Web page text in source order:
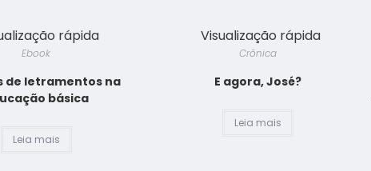
rápida
Ebook
de letramentos na
básica
Leia mais
Visualização rápida
Crônica
E agora, José?
Leia mais